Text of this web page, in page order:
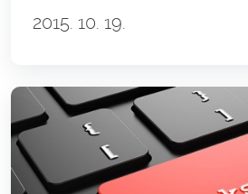
2015. 10. 19.